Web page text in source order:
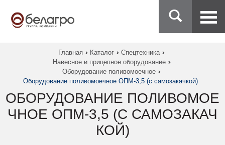
Главная Каталог
Спецтехника
Навесное и прицепное оборудование
Оборудование поливомоечное
Оборудование поливомоечное ОПМ-3,5 (с самозакачкой)
ОБОРУДОВАНИЕ ПОЛИВОМОЕ
ЧНОЕ ОПМ-3,5 (С САМОЗАКАЧ
КОЙ)